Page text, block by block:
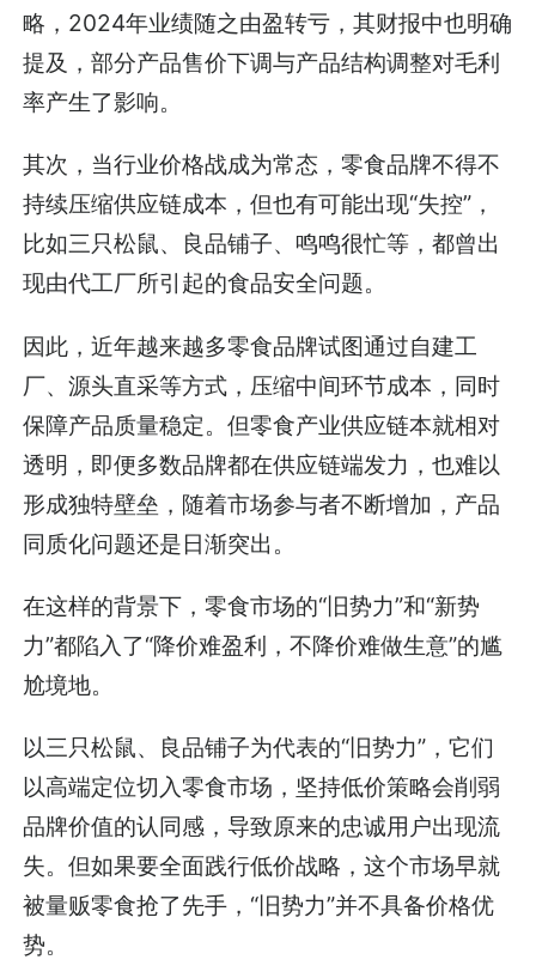
略，2024年业绩随之由盈转亏，其财报中也明确
提及，部分产品售价下调与产品结构调整对毛利
率产生了影响。
其次，当行业价格战成为常态，零食品牌不得不
持续压缩供应链成本，但也有可能出现“失控”，
比如三只松鼠、良品铺子、鸣鸣很忙等，都曾出
现由代工厂所引起的食品安全问题。
因此，近年越来越多零食品牌试图通过自建工
厂、源头直采等方式，压缩中间环节成本，同时
保障产品质量稳定。但零食产业供应链本就相对
透明，即便多数品牌都在供应链端发力，也难以
形成独特壁垒，随着市场参与者不断增加，产品
同质化问题还是日渐突出。
在这样的背景下，零食市场的“旧势力”和“新势
力”都陷入了“降价难盈利，不降价难做生意”的尴
尬境地。
以三只松鼠、良品铺子为代表的“旧势力”，它们
以高端定位切入零食市场，坚持低价策略会削弱
品牌价值的认同感，导致原来的忠诚用户出现流
失。但如果要全面践行低价战略，这个市场早就
被量贩零食抢了先手，“旧势力”并不具备价格优
势。